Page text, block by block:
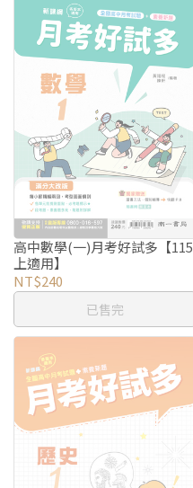
高中數學(一)月考好試多【115
上適用】
NT$240
已售完